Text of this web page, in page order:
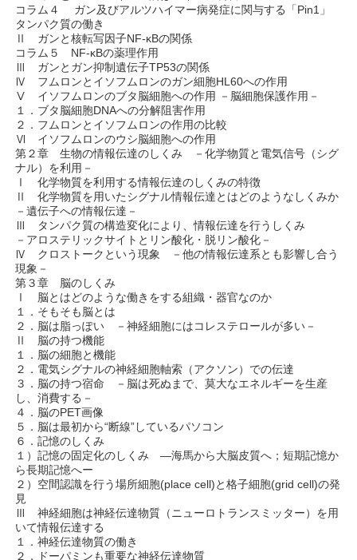
コラム４ ガン及びアルツハイマー病発症に関与する「Pin1」
タンパク質の働き
Ⅱ ガンと核転写因子NF-κBの関係
コラム５ NF-κBの薬理作用
Ⅲ ガンとガン抑制遺伝子TP53の関係
Ⅳ フムロンとイソフムロンのガン細胞HL60への作用
Ⅴ イソフムロンのブタ脳細胞への作用 －脳細胞保護作用－
１．ブタ脳細胞DNAへの分解阻害作用
２．フムロンとイソフムロンの作用の比較
Ⅵ イソフムロンのウシ脳細胞への作用
第２章 生物の情報伝達のしくみ －化学物質と電気信号（シグ
ナル）を利用－
Ⅰ 化学物質を利用する情報伝達のしくみの特徴
Ⅱ 化学物質を用いたシグナル情報伝達とはどのようなしくみか
－遺伝子への情報伝達－
Ⅲ タンパク質の構造変化により、情報伝達を行うしくみ
－アロステリックサイトとリン酸化・脱リン酸化－
Ⅳ クロストークという現象 －他の情報伝達系とも影響し合う
現象－
第３章 脳のしくみ
Ⅰ 脳とはどのような働きをする組織・器官なのか
１．そもそも脳とは
２．脳は脂っぽい －神経細胞にはコレステロールが多い－
Ⅱ 脳の持つ機能
１．脳の細胞と機能
２．電気シグナルの神経細胞軸索（アクソン）での伝達
３．脳の持つ宿命 －脳は死ぬまで、莫大なエネルギーを生産
し、消費する－
４．脳のPET画像
５．脳は最初から“断線”しているパソコン
６．記憶のしくみ
１）記憶の固定化のしくみ ―海馬から大脳皮質へ；短期記憶か
ら長期記憶へー
２）空間認識を行う場所細胞(place cell)と格子細胞(grid cell)の発
見
Ⅲ 神経細胞は神経伝達物質（ニューロトランスミッター）を用
いて情報伝達する
１．神経伝達物質の働き
２．ドーパミンも重要な神経伝達物質